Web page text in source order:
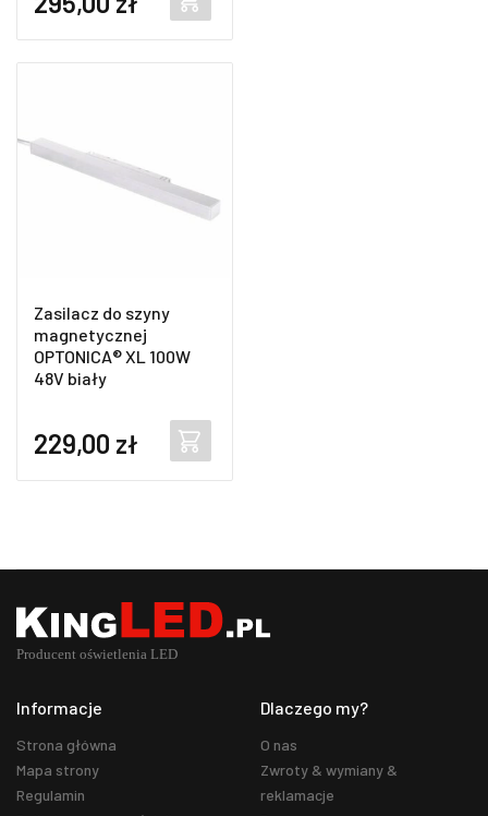
Zasilacz do szyny
magnetycznej
OPTONICA® XL 100W
48V biały
229,00 zł
Informacje
Strona główna
Mapa strony
Regulamin
Dlaczego my?
O nas
Zwroty & wymiany &
reklamacje